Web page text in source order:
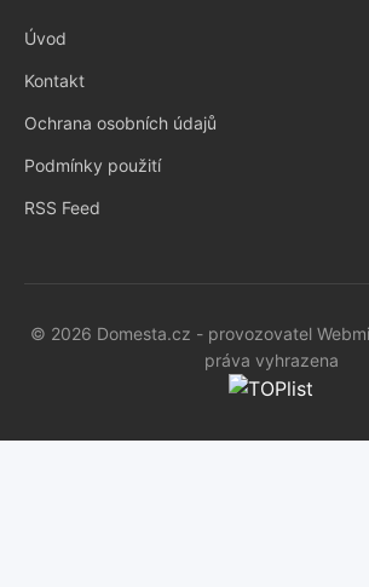
Úvod
Kontakt
Ochrana osobních údajů
Podmínky použití
RSS Feed
© 2026 Domesta.cz - provozovatel
práva vyhrazena